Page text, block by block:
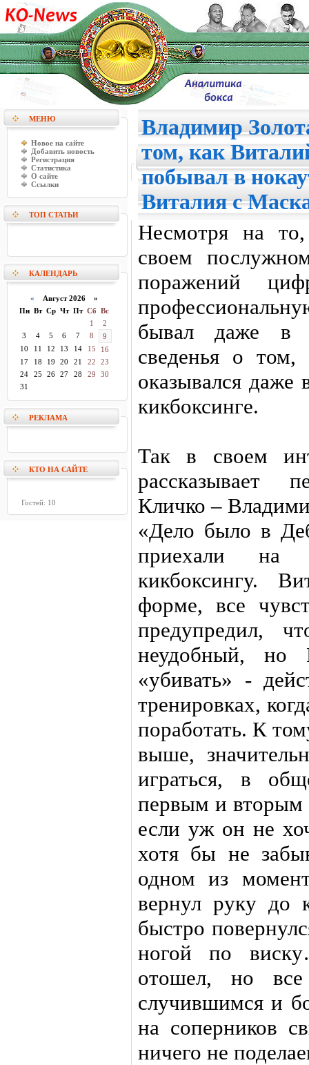
МЕНЮ
Новое на сайте
Добавить новость
Регистрация
Статистика
О сайте
Ссылки
ТОП СТАТЬИ
КАЛЕНДАРЬ
« Август 2026 »
Пн Вт Ср Чт Пт Сб Вс
1
2
3
4 5 6 7 8
9
10
11 12 13 14 15
16
17
18 19 20 21 22
23
24
25 26 27 28 29
30
31
РЕКЛАМА
КТО НА САЙТЕ
Гостей: 10
Владимир
том, как
побывал в
Виталия с
Несмотря на
своем
поражений
бывал даже в
сведенья о том,
оказывался даже
кикбоксинге.
Так в своем
рассказывает
Кличко –
«Дело было в
приехали на
кикбоксингу.
форме, все
предупредил,
неудобный, но
«убивать» -
тренировках,
поработать. К
выше,
играться, в
первым и вторым
если уж он не
хотя бы не
одном из
вернул руку до
быстро
ногой по
отошел, но
случившимся и
на соперников
ничего не